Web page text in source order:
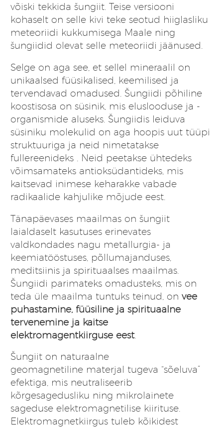
võiski tekkida šungiit. Teise versiooni
kohaselt on selle kivi teke seotud hiiglasliku
meteoriidi kukkumisega Maale ning
šungiidid olevat selle meteoriidi jäänused.
Selge on aga see, et sellel mineraalil on
unikaalsed füüsikalised, keemilised ja
tervendavad omadused. Šungiidi põhiline
koostisosa on süsinik, mis eluslooduse ja -
organismide aluseks. Šungiidis leiduva
süsiniku molekulid on aga hoopis uut tüüpi
struktuuriga ja neid nimetatakse
fullereenideks . Neid peetakse ühtedeks
võimsamateks antioksüdantideks, mis
kaitsevad inimese keharakke vabade
radikaalide kahjulike mõjude eest.
Tänapäevases maailmas on šungiit
laialdaselt kasutuses erinevates
valdkondades nagu metallurgia- ja
keemiatööstuses, põllumajanduses,
meditsiinis ja spirituaalses maailmas.
Šungiidi parimateks omadusteks, mis on
teda üle maailma tuntuks teinud, on vee
puhastamine, füüsiline ja spirituaalne
tervenemine ja kaitse
elektromagentkiirguse eest.
Šungiit on naturaalne
geomagnetiline materjal tugeva “sõeluva”
efektiga, mis neutraliseerib
kõrgesagedusliku ning mikrolainete
sageduse elektromagnetilise kiirituse.
Elektromagnetkiirgus tuleb kõikidest